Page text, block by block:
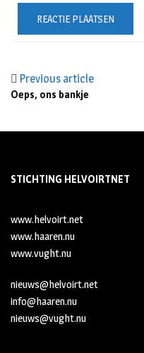
Previous article
Oeps, ons bankje
STICHTING HELVOIRTNET
www.helvoirt.net
www.haaren.nu
www.vught.nu
nieuws@helvoirt.net
info@haaren.nu
nieuws@vught.nu